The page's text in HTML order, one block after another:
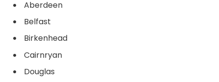
Aberdeen
Belfast
Birkenhead
Cairnryan
Douglas